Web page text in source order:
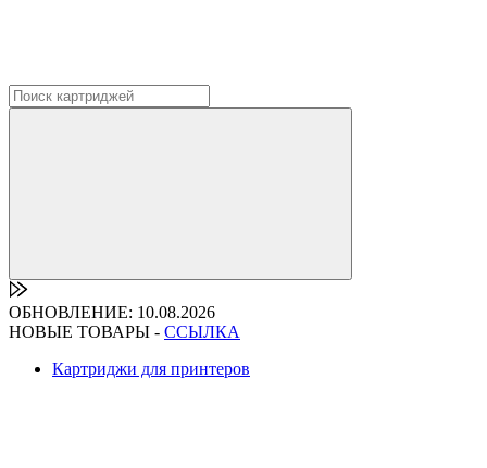
ОБНОВЛЕНИЕ: 10.08.2026
НОВЫЕ ТОВАРЫ - ССЫЛКА
Картриджи для принтеров